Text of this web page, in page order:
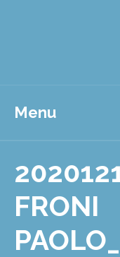
Menu
FRONI